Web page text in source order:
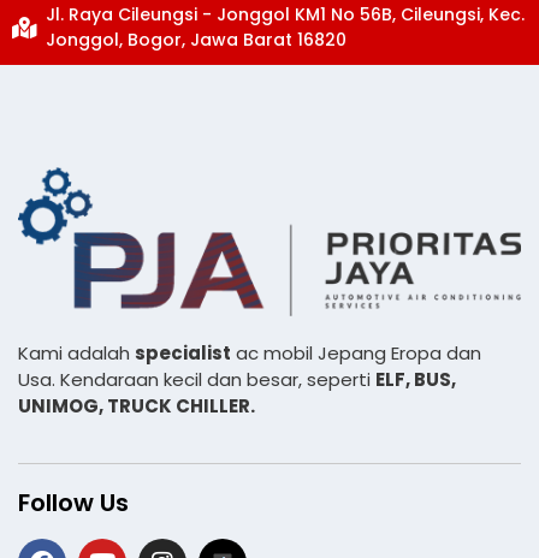
Jl. Raya Cileungsi - Jonggol KM1 No 56B, Cileungsi, Kec.
Jonggol, Bogor, Jawa Barat 16820
Kami adalah specialist ac mobil Jepang Eropa dan
Usa. Kendaraan kecil dan besar, seperti ELF, BUS,
UNIMOG, TRUCK CHILLER.
Follow Us